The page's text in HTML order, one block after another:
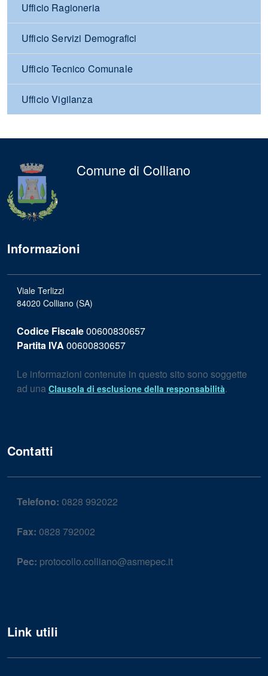
Ufficio Ragioneria
Ufficio Servizi Demografici
Ufficio Tecnico Comunale
Ufficio Vigilanza
Comune di Colliano
Informazioni
Viale Terlizzi
84020 Colliano (SA)
Codice Fiscale00600830657
Partita IVA 00600830657
Le informazioni contenute in questo sito sono soggette
ad una Clausola di esclusione della responsabilità.
Contatti
Telefono: 0828 992022
Fax: 0828 792002
Pec: protocollo.colliano@asmepec.it
Link utili